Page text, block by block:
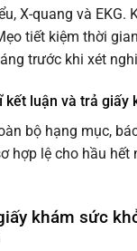
X-quang và EKG.
tiết kiệm thời
trước khi xét
kết luận và trả giấy
bộ hạng mục,
hợp lệ cho hầu hết
khám sức